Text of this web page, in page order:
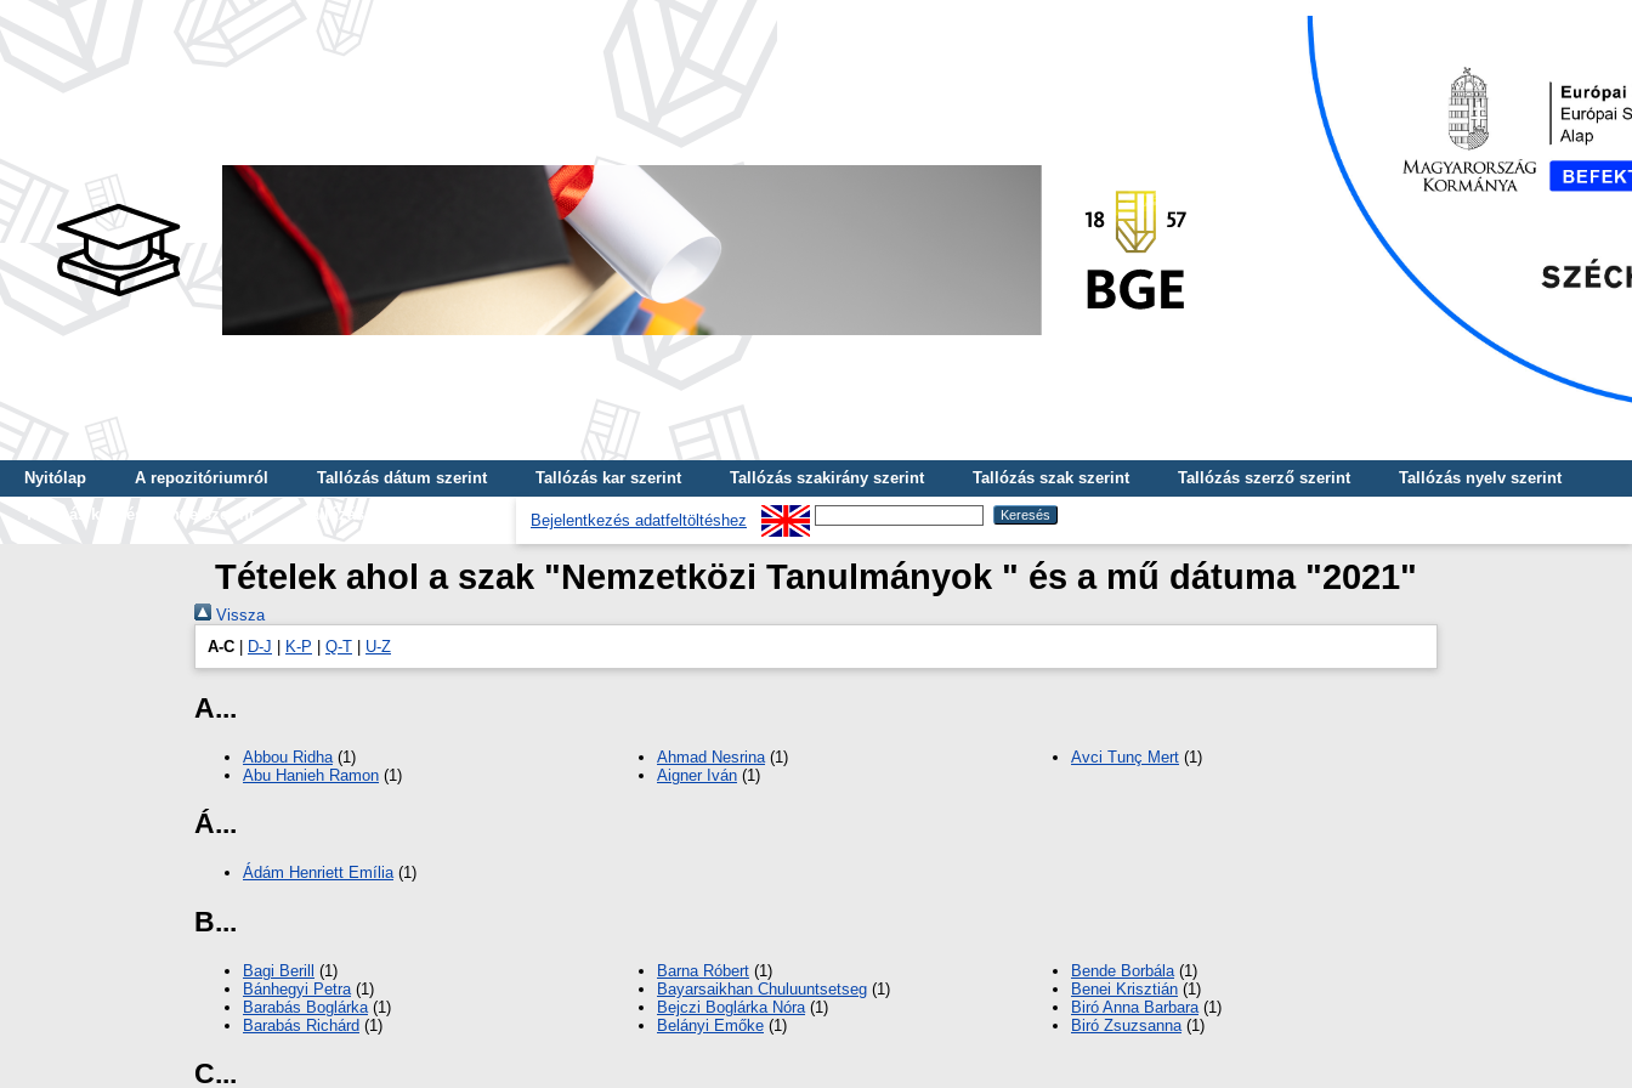
Nyitólap A repozitóriumról Tallózás dátum szerint Tallózás kar szerint Tallózás szakirány szerint Tallózás szak szerint Tallózás szerző szerint
Tallózás nyelv szerint
Tallózás képzés szintje szerint
Tallózás kulcsszó szerint Bejelentkezés adatfeltöltéshez
Tételek ahol a szak "Nemzetközi Tanulmányok " és a mű dátuma "2021"
Vissza
A-C
D-J K-P Q-T U-Z
A...
Abbou Ridha(1)
Abu Hanieh Ramon (1)
Ahmad Nesrina(1)
Aigner Iván (1)
Avci Tunç Mert (1)
Á...
Ádám Henriett Emília(1)
B...
Bagi Berill (1)
Bánhegyi Petra (1)
Barabás Boglárka (1)
Barabás Richárd (1)
Barna Róbert (1)
Bayarsaikhan Chuluuntsetseg (1)
Bejczi Boglárka Nóra (1)
Belányi Emőke (1)
Bende Borbála (1)
Benei Krisztián (1)
Biró Anna Barbara (1)
Biró Zsuzsanna (1)
C...